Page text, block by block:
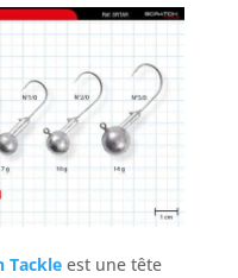
Tackle est une tête